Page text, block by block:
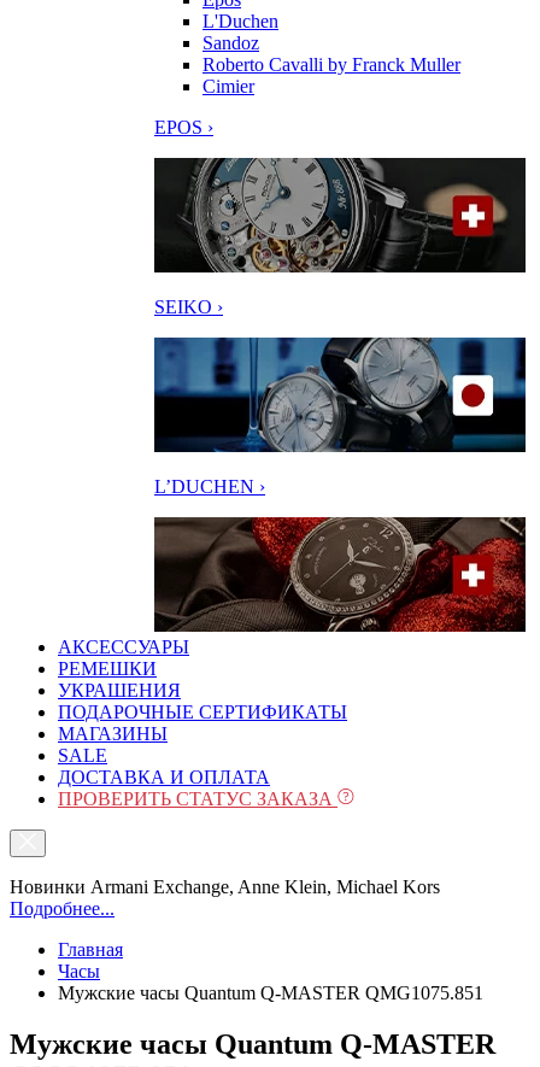
L'Duchen
Sandoz
Roberto Cavalli by Franck Muller
Cimier
EPOS ›
SEIKO ›
L’DUCHEN ›
АКСЕССУАРЫ
РЕМЕШКИ
УКРАШЕНИЯ
ПОДАРОЧНЫЕ СЕРТИФИКАТЫ
МАГАЗИНЫ
SALE
ДОСТАВКА И ОПЛАТА
ПРОВЕРИТЬ СТАТУС ЗАКАЗА
Новинки Armani Exchange, Anne Klein, Michael Kors
Подробнее...
Главная
Часы
Мужские часы Quantum Q-MASTER QMG1075.851
Мужские часы Quantum Q-MASTER